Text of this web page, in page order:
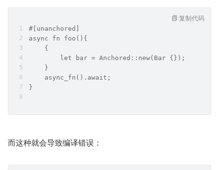
#[unanchored]
async fn foo(){
    {
        let bar = Anchored::new(Bar {});
    }
    async_fn().await;
}
复制代码
而这种就会导致编译错误：